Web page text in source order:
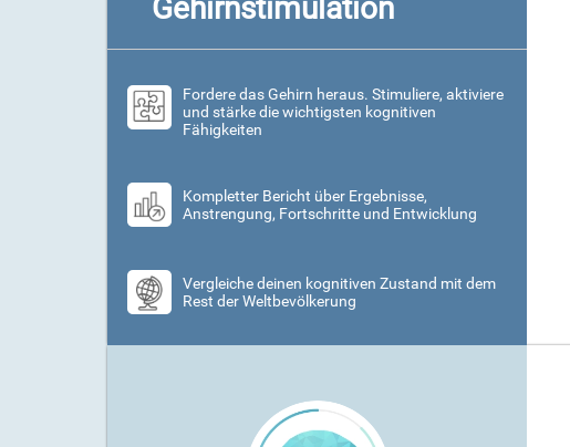
Gehirnstimulation
Fordere das Gehirn heraus. Stimuliere, aktiviere
und stärke die wichtigsten kognitiven
Fähigkeiten
Kompletter Bericht über Ergebnisse,
Anstrengung, Fortschritte und Entwicklung
Vergleiche deinen kognitiven Zustand mit dem
Rest der Weltbevölkerung